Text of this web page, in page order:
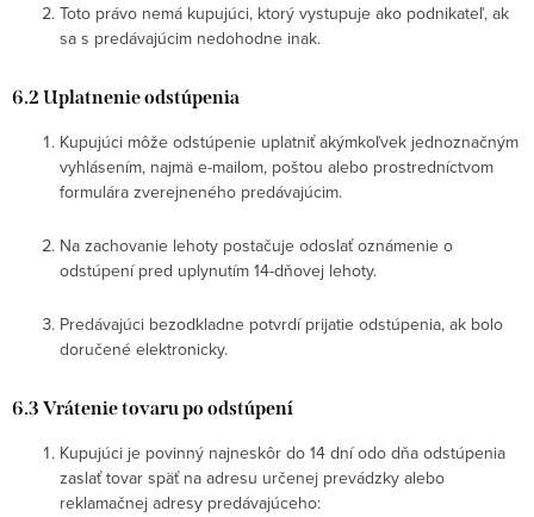
Toto právo nemá kupujúci, ktorý vystupuje ako podnikateľ, ak
sa s predávajúcim nedohodne inak.
6.2 Uplatnenie odstúpenia
Kupujúci môže odstúpenie uplatniť akýmkoľvek jednoznačným
vyhlásením, najmä e-mailom, poštou alebo prostredníctvom
formulára zverejneného predávajúcim.
Na zachovanie lehoty postačuje odoslať oznámenie o
odstúpení pred uplynutím 14-dňovej lehoty.
Predávajúci bezodkladne potvrdí prijatie odstúpenia, ak bolo
doručené elektronicky.
6.3 Vrátenie tovaru po odstúpení
Kupujúci je povinný najneskôr do 14 dní odo dňa odstúpenia
zaslať tovar späť na adresu určenej prevádzky alebo
reklamačnej adresy predávajúceho: